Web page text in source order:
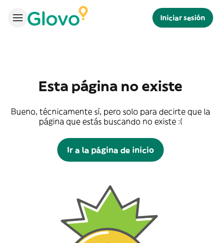
Iniciar sesión
Esta página no existe
Bueno, técnicamente sí, pero solo para decirte que la
página que estás buscando no existe :(
Ir a la página de inicio